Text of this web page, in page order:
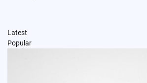
Latest
Popular